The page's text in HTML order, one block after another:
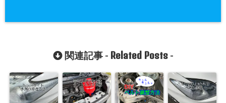
関連記事 - Related Posts-